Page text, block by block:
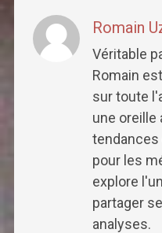
Romain
Véritable
Romain
sur toute
une oreille
tendances
pour les
explore
partager
analyses.